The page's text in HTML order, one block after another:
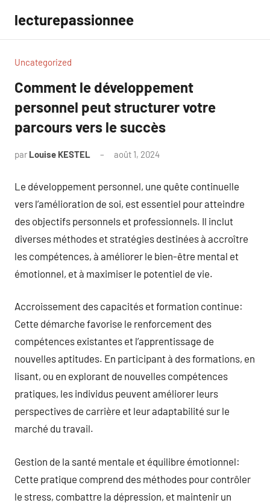
contenu
lecturepassionnee
Uncategorized
Comment le développement
personnel peut structurer votre
parcours vers le succès
par Louise KESTEL août 1, 2024
Le développement personnel, une quête continuelle
vers l’amélioration de soi, est essentiel pour atteindre
des objectifs personnels et professionnels. Il inclut
diverses méthodes et stratégies destinées à accroître
les compétences, à améliorer le bien-être mental et
émotionnel, et à maximiser le potentiel de vie.
Accroissement des capacités et formation continue:
Cette démarche favorise le renforcement des
compétences existantes et l’apprentissage de
nouvelles aptitudes. En participant à des formations, en
lisant, ou en explorant de nouvelles compétences
pratiques, les individus peuvent améliorer leurs
perspectives de carrière et leur adaptabilité sur le
marché du travail.
Gestion de la santé mentale et équilibre émotionnel:
Cette pratique comprend des méthodes pour contrôler
le stress, combattre la dépression, et maintenir un